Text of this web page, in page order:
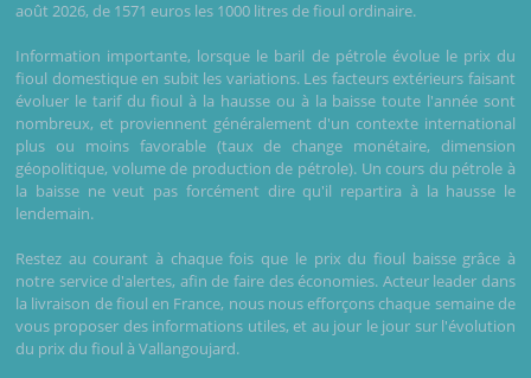
août 2026, de 1571 euros les 1000 litres de fioul ordinaire.
Information importante, lorsque le baril de pétrole évolue le prix du
fioul domestique en subit les variations. Les facteurs extérieurs faisant
évoluer le tarif du fioul à la hausse ou à la baisse toute l'année sont
nombreux, et proviennent généralement d'un contexte international
plus ou moins favorable (taux de change monétaire, dimension
géopolitique, volume de production de pétrole). Un cours du pétrole à
la baisse ne veut pas forcément dire qu'il repartira à la hausse le
lendemain.
Restez au courant à chaque fois que le prix du fioul baisse grâce à
notre service d'alertes, afin de faire des économies. Acteur leader dans
la livraison de fioul en France, nous nous efforçons chaque semaine de
vous proposer des informations utiles, et au jour le jour sur l'évolution
du prix du fioul à Vallangoujard.